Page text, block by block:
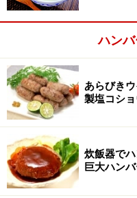
ハン
あらびき
製塩コショ
炊飯器で
巨大ハン